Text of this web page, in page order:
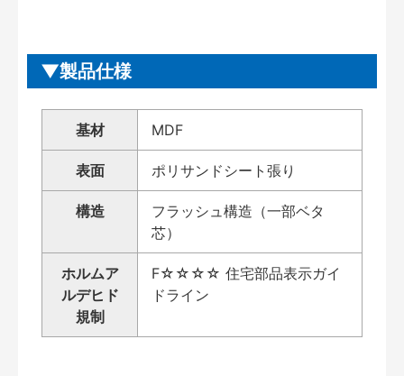
製品仕様
基材 MDF
表面 ポリサンドシート張り
構造
フラッシュ構造（一部ベタ
芯）
ホルムア
ルデヒド
規制
F☆☆☆☆ 住宅部品表示ガイ
ドライン